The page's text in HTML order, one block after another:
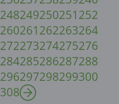
248249250251252
260261262263264
272273274275276
284285286287288
296297298299300
308